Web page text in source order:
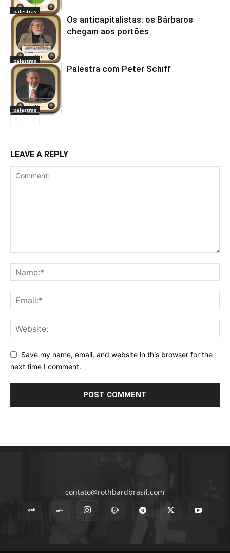
palestras
palestras
Os anticapitalistas: os Bárbaros
chegam aos portões
palestras
Palestra com Peter Schiff
LEAVE A REPLY
Save my name, email, and website in this browser for the
next time I comment.
contato@rothbardbrasil.com